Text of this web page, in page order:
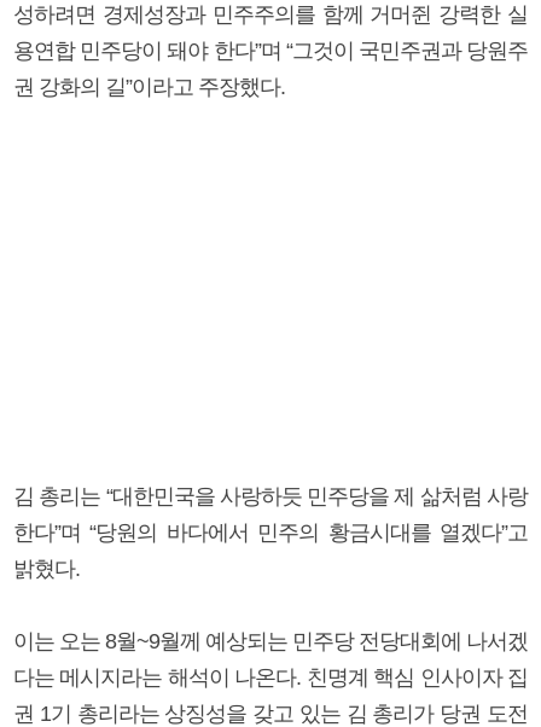
성하려면 경제성장과 민주주의를 함께 거머쥔 강력한 실
용연합 민주당이 돼야 한다”며 “그것이 국민주권과 당원주
권 강화의 길”이라고 주장했다.
김 총리는 “대한민국을 사랑하듯 민주당을 제 삶처럼 사랑
한다”며 “당원의 바다에서 민주의 황금시대를 열겠다”고
밝혔다.
이는 오는 8월~9월께 예상되는 민주당 전당대회에 나서겠
다는 메시지라는 해석이 나온다. 친명계 핵심 인사이자 집
권 1기 총리라는 상징성을 갖고 있는 김 총리가 당권 도전